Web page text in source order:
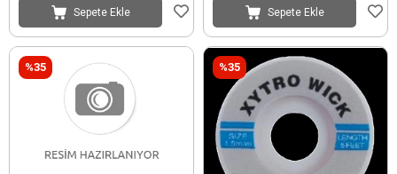
Sepete Ekle Sepete Ekle
%35 %35